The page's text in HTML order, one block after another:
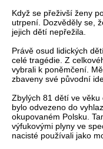
Když se přeživší ženy
utrpení. Dozvěděly se,
jejich dětí nepřežila.
Právě osud lidických
celé tragédie. Z
vybrali k poněmčení.
zbaveny své původní
Zbylých 81 dětí ve
bylo odvezeno do
okupovaném Polsku.
výfukovými plyny ve
nacisté používali jako